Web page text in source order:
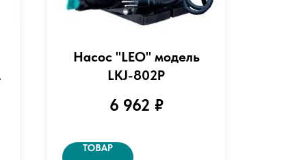
Насос "LEO" модель
LKJ-802P
6 962 ₽
ТОВАР